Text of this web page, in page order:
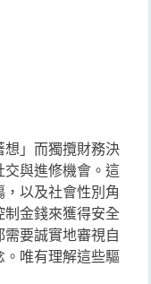
」而獨攬財務決
與進修機會。這
以及社會性別角
金錢來獲得安全
要誠實地審視自
唯有理解這些驅